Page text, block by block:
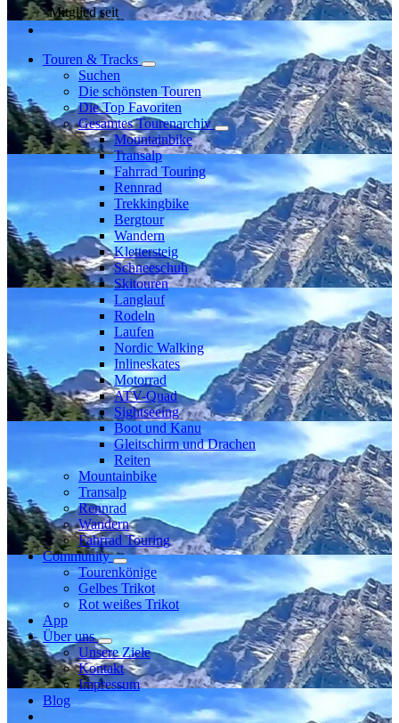
Mitglied seit
Touren & Tracks
Suchen
Die schönsten Touren
Die Top Favoriten
Gesamtes Tourenarchiv
Mountainbike
Transalp
Fahrrad Touring
Rennrad
Trekkingbike
Bergtour
Wandern
Klettersteig
Schneeschuh
Skitouren
Langlauf
Rodeln
Laufen
Nordic Walking
Inlineskates
Motorrad
ATV-Quad
Sightseeing
Boot und Kanu
Gleitschirm und Drachen
Reiten
Mountainbike
Transalp
Rennrad
Wandern
Fahrrad Touring
Community
Tourenkönige
Gelbes Trikot
Rot weißes Trikot
App
Über uns
Unsere Ziele
Kontakt
Impressum
Blog